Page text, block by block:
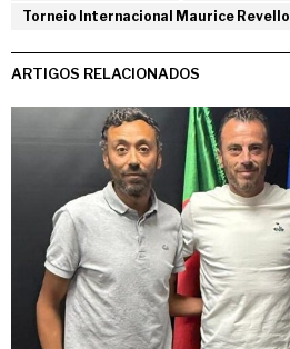
Torneio Internacional Maurice Revello
ARTIGOS RELACIONADOS